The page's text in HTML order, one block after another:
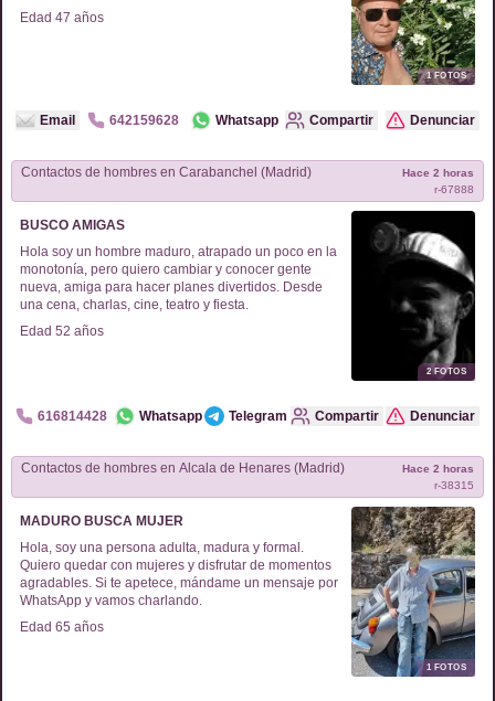
Edad 47 años
1FOTOS
Email 642159628 Whatsapp Compartir Denunciar
Contactos de hombres en Carabanchel (Madrid)
r-67888
Hace 2 horas
BUSCO AMIGAS
Hola soy un hombre maduro, atrapado un poco en la
monotonía, pero quiero cambiar y conocer gente
nueva, amiga para hacer planes divertidos. Desde
una cena, charlas, cine, teatro y fiesta.
Edad 52 años
2FOTOS
616814428 Whatsapp Telegram Compartir Denunciar
Contactos de hombres en Alcala de Henares (Madrid)
r-38315
Hace 2 horas
MADURO BUSCA MUJER
Hola, soy una persona adulta, madura y formal.
Quiero quedar con mujeres y disfrutar de momentos
agradables. Si te apetece, mándame un mensaje por
WhatsApp y vamos charlando.
Edad 65 años
1FOTOS